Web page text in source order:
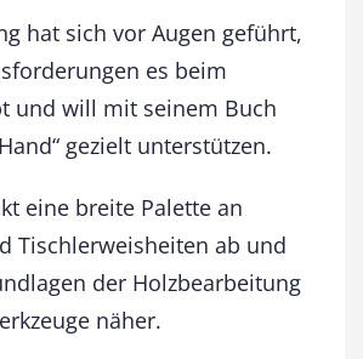
hat sich vor Augen geführt,
es beim
und will mit seinem Buch
gezielt unterstützen.
eine breite Palette an
Tischlerweisheiten ab und
der Holzbearbeitung
näher.